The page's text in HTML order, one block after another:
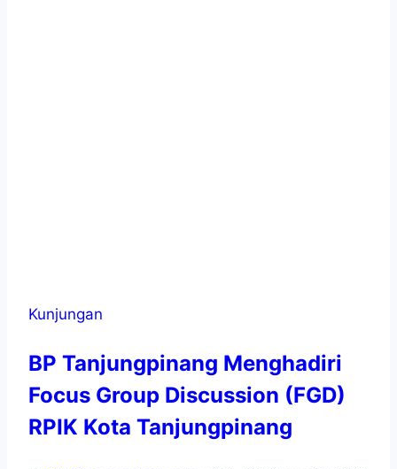
Kunjungan
BP Tanjungpinang Menghadiri
Focus Group Discussion (FGD)
RPIK Kota Tanjungpinang